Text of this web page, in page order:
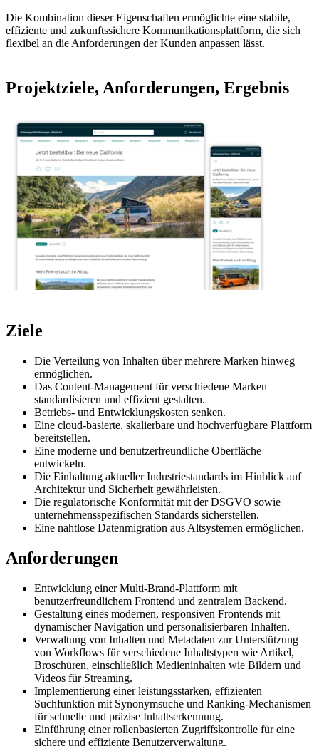
Die Kombination dieser Eigenschaften ermöglichte eine stabile,
effiziente und zukunftssichere Kommunikationsplattform, die sich
flexibel an die Anforderungen der Kunden anpassen lässt.
Projektziele, Anforderungen, Ergebnis
Ziele
Die Verteilung von Inhalten über mehrere Marken hinweg
ermöglichen.
Das Content-Management für verschiedene Marken
standardisieren und effizient gestalten.
Betriebs- und Entwicklungskosten senken.
Eine cloud-basierte, skalierbare und hochverfügbare Plattform
bereitstellen.
Eine moderne und benutzerfreundliche Oberfläche
entwickeln.
Die Einhaltung aktueller Industriestandards im Hinblick auf
Architektur und Sicherheit gewährleisten.
Die regulatorische Konformität mit der DSGVO sowie
unternehmensspezifischen Standards sicherstellen.
Eine nahtlose Datenmigration aus Altsystemen ermöglichen.
Anforderungen
Entwicklung einer Multi-Brand-Plattform mit
benutzerfreundlichem Frontend und zentralem Backend.
Gestaltung eines modernen, responsiven Frontends mit
dynamischer Navigation und personalisierbaren Inhalten.
Verwaltung von Inhalten und Metadaten zur Unterstützung
von Workflows für verschiedene Inhaltstypen wie Artikel,
Broschüren, einschließlich Medieninhalten wie Bildern und
Videos für Streaming.
Implementierung einer leistungsstarken, effizienten
Suchfunktion mit Synonymsuche und Ranking-Mechanismen
für schnelle und präzise Inhaltserkennung.
Einführung einer rollenbasierten Zugriffskontrolle für eine
sichere und effiziente Benutzerverwaltung.